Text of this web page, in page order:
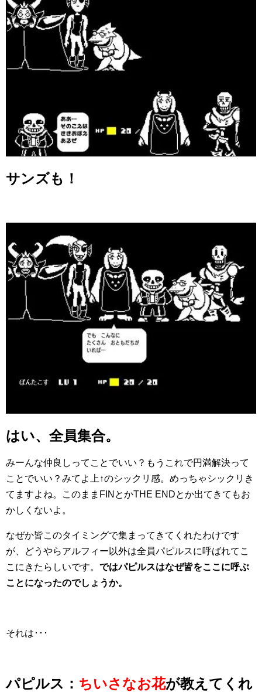
サンズも！
はい、全員集合。
みーんな仲良しってことでいい？もうこれで円満解決って
ことでいい？みてよ上↑のシックリ感。めっちゃシックリき
てますよね。このままFINとかTHE ENDとか出てきてもお
かしくないよ。
なぜか皆このタイミングで集まってきてくれたわけです
が、どうやらアルフィー以外は全員パピルスに呼ばれてこ
こにきたらしいです。 ではパピルスはなぜ皆をここに呼ぶ
ことになったのでしょうか。
それは･･･
パピルス： ちいさなお花が教えてくれ